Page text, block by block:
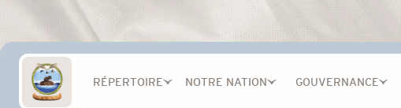
RÉPERTOIRE NOTRE NATION GOUVERNANCE